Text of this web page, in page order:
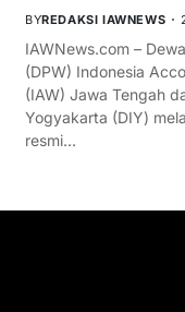
BYREDAKSI IAWNEWS
IAWNews.com –
(DPW) Indonesia
(IAW) Jawa Tengah
Yogyakarta (DIY)
resmi…